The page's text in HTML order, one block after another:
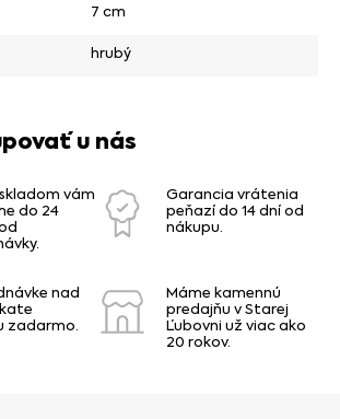
7 cm
hrubý
u nás
vám
do 24
Garancia vrátenia
peňazí do 14 dní od
nákupu.
nad
zadarmo.
Máme kamennú
predajňu v Starej
Ľubovni už viac ako
20 rokov.